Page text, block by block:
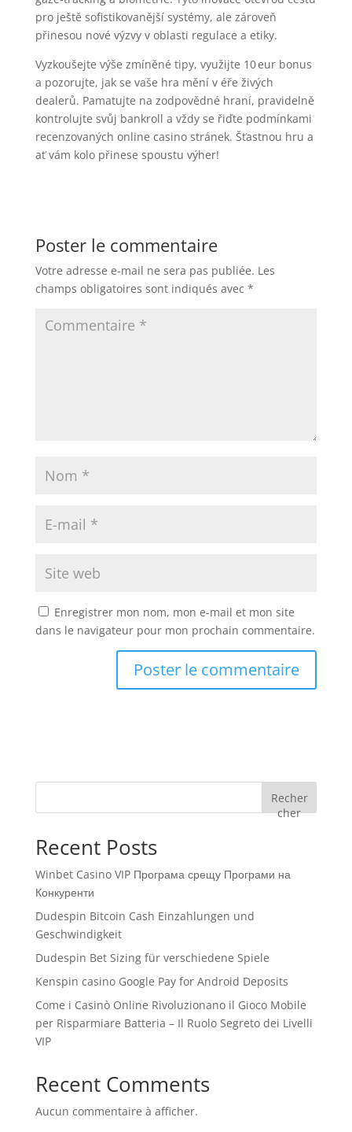
pro ještě sofistikovanější systémy, ale zároveň
přinesou nové výzvy v oblasti regulace a etiky.
Vyzkoušejte výše zmíněné tipy, využijte 10 eur bonus
a pozorujte, jak se vaše hra mění v éře živých
dealerů. Pamatujte na zodpovědné hraní, pravidelně
kontrolujte svůj bankroll a vždy se řiďte podmínkami
recenzovaných online casino stránek. Šťastnou hru a
ať vám kolo přinese spoustu výher!
Poster le commentaire
Votre adresse e-mail ne sera pas publiée. Les
champs obligatoires sont indiqués avec *
Enregistrer mon nom, mon e-mail et mon site
dans le navigateur pour mon prochain commentaire.
Recher
cher
Recent Posts
Winbet Casino VIP Програма срещу Програми на
Конкуренти
Dudespin Bitcoin Cash Einzahlungen und
Geschwindigkeit
Dudespin Bet Sizing für verschiedene Spiele
Kenspin casino Google Pay for Android Deposits
Come i Casinò Online Rivoluzionano il Gioco Mobile
per Risparmiare Batteria – Il Ruolo Segreto dei Livelli
VIP
Recent Comments
Aucun commentaire à afficher.